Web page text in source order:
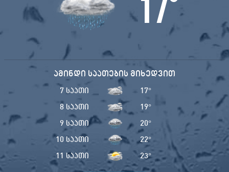
17°
ამინდი საათების მიხედვით
7 საათი 17°
8 საათი
19°
9 საათი
20°
10 საათი
22°
11 საათი
23°